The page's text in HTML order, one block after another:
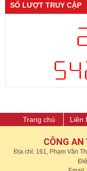
SỐ LƯỢT TRUY CẬP
Trang chủ Liên
CÔNG
Địa chỉ: 161, Phạm Văn